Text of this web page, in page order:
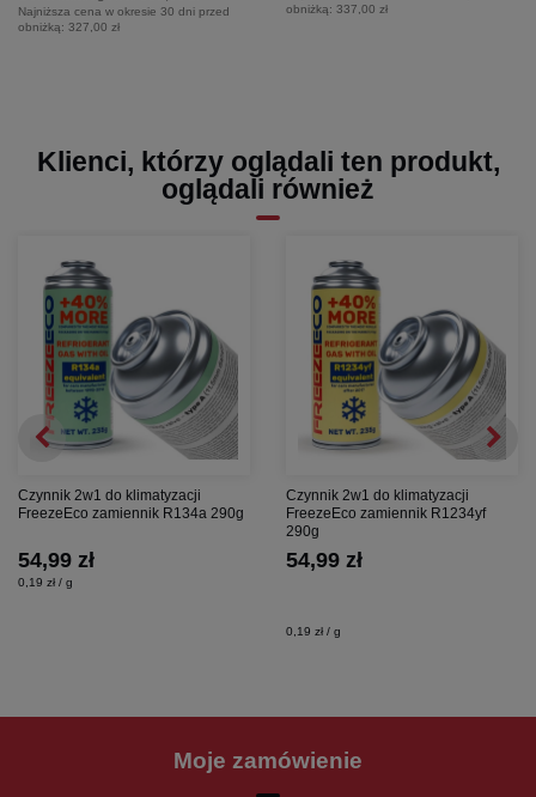
Najniższa cena w okresie 30 dni przed
obniżką: 327,00 zł
obniżką: 337,00 zł
Klienci, którzy oglądali ten produkt,
oglądali również
Czynnik 2w1 do klimatyzacji
FreezeEco zamiennik R134a 290g
54,99 zł
0,19 zł / g
Czynnik 2w1 do klimatyzacji
FreezeEco zamiennik R1234yf
290g
54,99 zł
0,19 zł / g
Moje zamówienie